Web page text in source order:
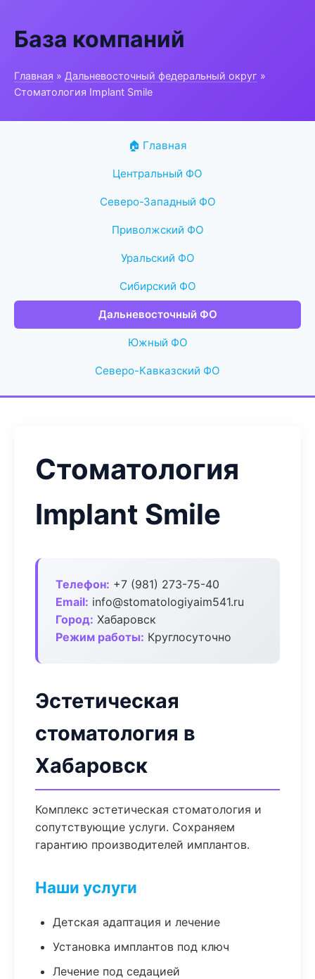
База компаний
Главная » Дальневосточный федеральный округ »
Стоматология Implant Smile
🏠 Главная
Центральный ФО
Северо-Западный ФО
Приволжский ФО
Уральский ФО
Сибирский ФО
Дальневосточный ФО
Южный ФО
Северо-Кавказский ФО
Стоматология
Implant Smile
Телефон: +7 (981) 273-75-40
Email: info@stomatologiyaim541.ru
Город: Хабаровск
Режим работы: Круглосуточно
Эстетическая
стоматология в
Хабаровск
Комплекс эстетическая стоматология и
сопутствующие услуги. Сохраняем
гарантию производителей имплантов.
Наши услуги
Детская адаптация и лечение
Установка имплантов под ключ
Лечение под седацией